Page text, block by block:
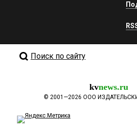
Поиск по сайту
kvnews.ru
© 2001—2026 ООО